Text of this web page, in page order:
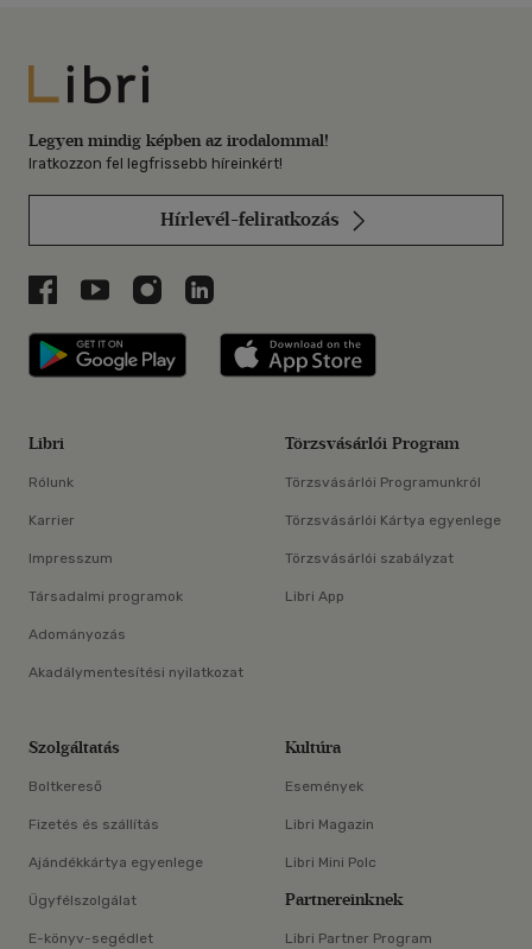
Libri
Legyen mindig képben az irodalommal!
Iratkozzon fel legfrissebb híreinkért!
Hírlevél-feliratkozás
Libri a Facebookon
Libri a Youtube-on
Libri az Instagramon
Libri a LinkedInen
Libri applikáció Szerezd meg: Google
Libri
Rólunk
Karrier
Impresszum
Társadalmi programok
Adományozás
Akadálymentesítési nyilatkozat
Törzsvásárlói Program
Törzsvásárlói Programunkról
Törzsvásárlói Kártya egyenlege
Törzsvásárlói szabályzat
Libri App
Szolgáltatás
Boltkereső
Fizetés és szállítás
Ajándékkártya egyenlege
Ügyfélszolgálat
E-könyv-segédlet
Kultúra
Események
Libri Magazin
Libri Mini Polc
Partnereinknek
Libri Partner Program